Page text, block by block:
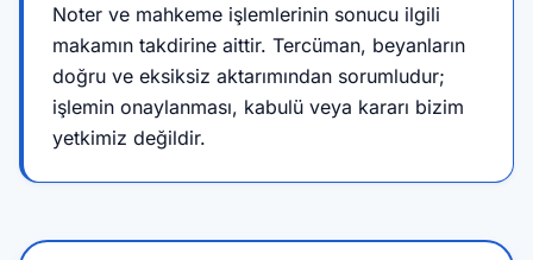
Noter ve mahkeme işlemlerinin sonucu ilgili
makamın takdirine aittir. Tercüman, beyanların
doğru ve eksiksiz aktarımından sorumludur;
işlemin onaylanması, kabulü veya kararı bizim
yetkimiz değildir.